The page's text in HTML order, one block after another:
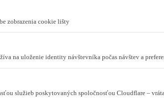
zobrazenia cookie lišty
na uloženie identity návštevníka počas návštev a
služieb poskytovaných spoločnosťou Cloudflare –